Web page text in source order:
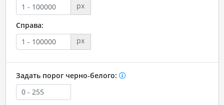
px
Справа:
px
Задать порог черно-белого: